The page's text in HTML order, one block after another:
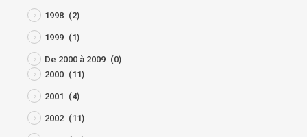
1998 (2)
1999 (1)
De 2000 à 2009 (0)
2000 (11)
2001 (4)
2002 (11)